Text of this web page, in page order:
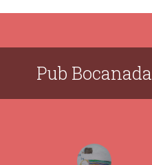
Pub Bocanada